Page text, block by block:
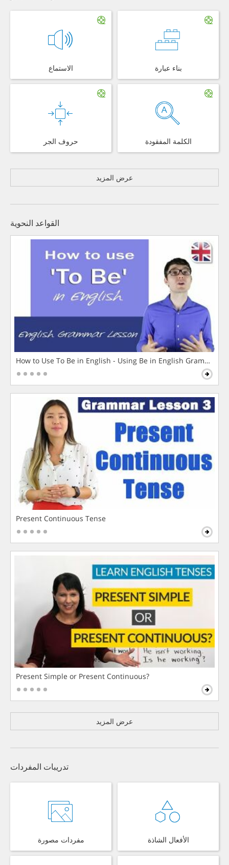
الاستماع بناء عبارة
حروف الجر الكلمة المفقودة
عرض المزيد
القواعد النحوية
How to Use To Be in English - Using Be in English Grammar
Present Continuous Tense
Present Simple or Present Continuous?
عرض المزيد
تدريبات المفردات
مفردات مصورة الأفعال الشاذة